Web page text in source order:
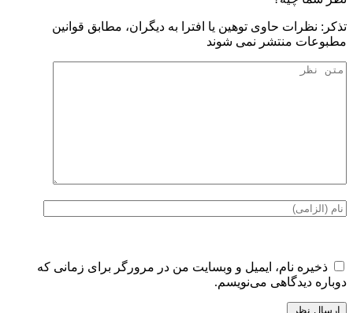
تذكر: نظرات حاوی توهين يا افترا به ديگران، مطابق قوانين
مطبوعات منتشر نمی شوند
ذخیره نام، ایمیل و وبسایت من در مرورگر برای زمانی که
دوباره دیدگاهی می‌نویسم.